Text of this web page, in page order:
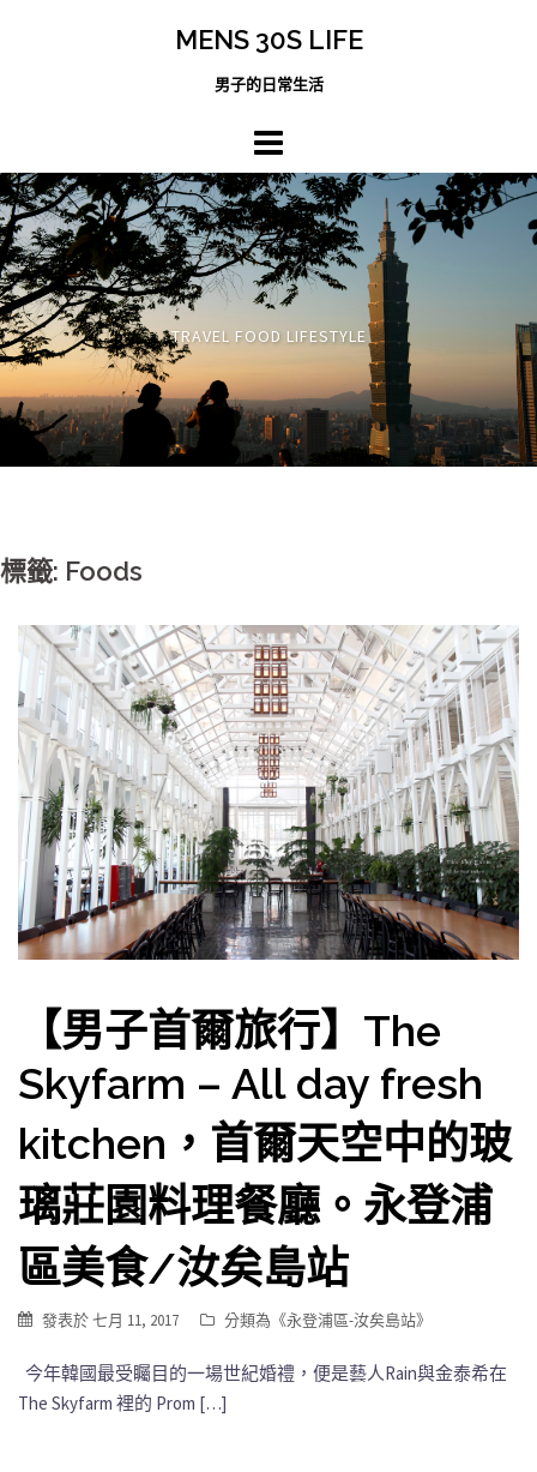
MENS 30S LIFE
男子的日常生活
TRAVEL FOOD LIFESTYLE
標籤: Foods
【男子首爾旅行】The
Skyfarm – All day fresh
kitchen，首爾天空中的玻
璃莊園料理餐廳。永登浦
區美食/汝矣島站
發表於七月 11, 2017 分類為《永登浦區-汝矣島站》
今年韓國最受矚目的一場世紀婚禮，便是藝人Rain與金泰希在
The Skyfarm 裡的 Prom […]